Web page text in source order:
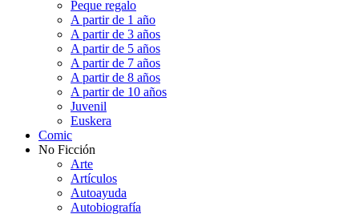
Peque regalo
A partir de 1 año
A partir de 3 años
A partir de 5 años
A partir de 7 años
A partir de 8 años
A partir de 10 años
Juvenil
Euskera
Comic
No Ficción
Arte
Artículos
Autoayuda
Autobiografía